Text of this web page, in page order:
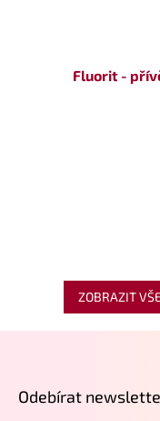
Fluorit -
ZOBRAZIT
Odebírat